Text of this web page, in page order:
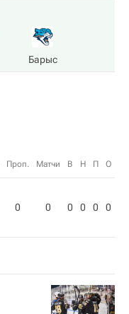
Барыс
Проп. Матчи В Н П О
0 0 0 0 0 0